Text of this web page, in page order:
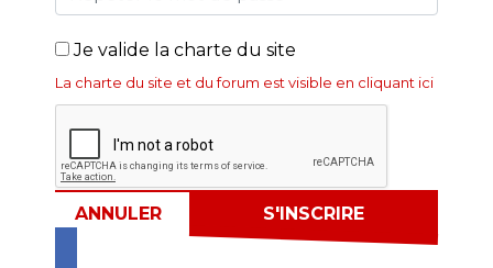
Je valide la charte du site
La charte du site et du forum est visible en cliquant ici